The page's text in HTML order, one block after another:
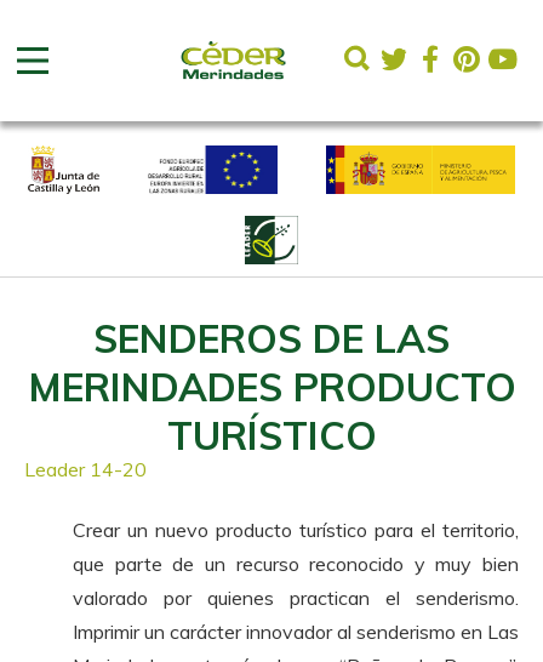
SENDEROS DE LAS
MERINDADES PRODUCTO
TURÍSTICO
Leader 14-20
Crear un nuevo producto turístico para el territorio,
que parte de un recurso reconocido y muy bien
valorado por quienes practican el senderismo.
Imprimir un carácter innovador al senderismo en Las